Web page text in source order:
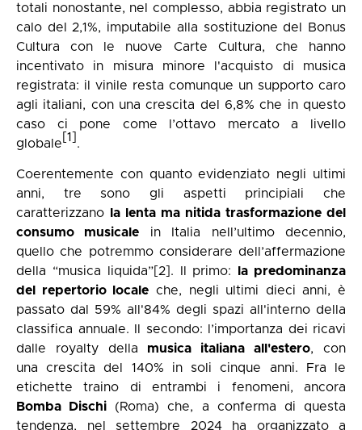
totali nonostante, nel complesso, abbia registrato un
calo del 2,1%, imputabile alla sostituzione del Bonus
Cultura con le nuove Carte Cultura, che hanno
incentivato in misura minore l'acquisto di musica
registrata: il vinile resta comunque un supporto caro
agli italiani, con una crescita del 6,8% che in questo
caso ci pone come l’ottavo mercato a livello
globale [1] .
Coerentemente con quanto evidenziato negli ultimi
anni, tre sono gli aspetti principiali che
caratterizzano
la lenta ma nitida trasformazione del
consumo musicale in Italia nell’ultimo decennio,
quello che potremmo considerare dell’affermazione
della “musica liquida”[2] . Il primo:
la predominanza
del repertorio locale che, negli ultimi dieci anni, è
passato dal 59% all'84% degli spazi all'interno della
classifica annuale. Il secondo: l’importanza dei ricavi
dalle royalty della musica italiana all'estero, con
una crescita del 140% in soli cinque anni. Fra le
etichette traino di entrambi i fenomeni, ancora
Bomba Dischi (Roma) che, a conferma di questa
tendenza, nel settembre 2024 ha organizzato a